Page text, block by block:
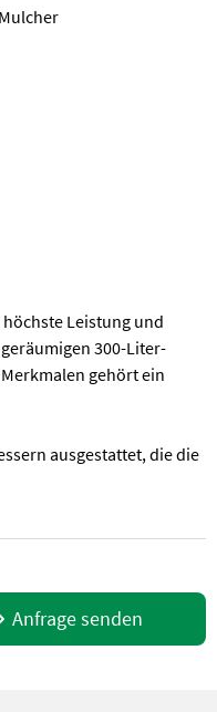
Mulcher
Leistung und
300-Liter-
gehört ein
ausgestattet, die die
Leistung und
Anfrage senden